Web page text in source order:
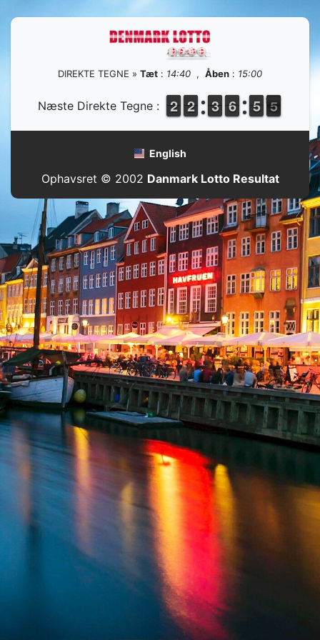
DIREKTE TEGNE » Tæt : 14:40 , Åben : 15:00
Næste Direkte Tegne : 1
1
2
2 1
1
2
2 2
2
3
3 5
5
6
6 4
4
5
5 5
5
4
English
Ophavsret © 2002 Danmark Lotto Resultat